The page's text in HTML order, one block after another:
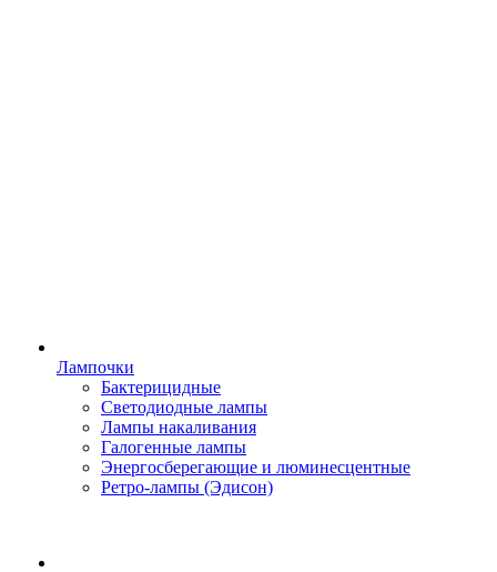
Лампочки
Бактерицидные
Светодиодные лампы
Лампы накаливания
Галогенные лампы
Энергосберегающие и люминесцентные
Ретро-лампы (Эдисон)